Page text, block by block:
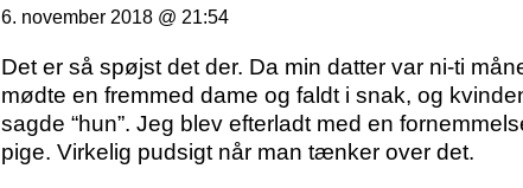
6. november 2018 @ 21:54
Det er så spøjst det der. Da min datter var ni-ti
mødte en fremmed dame og faldt i snak, og
sagde “hun”. Jeg blev efterladt med en
pige. Virkelig pudsigt når man tænker over det.